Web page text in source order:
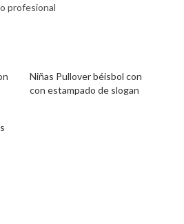
profesional
Niñas Pullover béisbol con
con estampado de slogan